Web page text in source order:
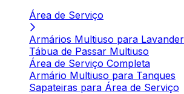
Área de Serviço
Armários Multiuso para
Tábua de Passar Multiuso
Área de Serviço Completa
Armário Multiuso para Tanques
Sapateiras para Área de Serviço